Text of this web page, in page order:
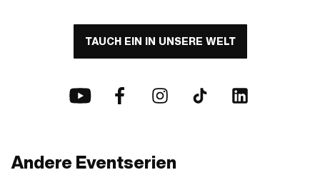
TAUCH EIN IN UNSERE WELT
Andere Eventserien